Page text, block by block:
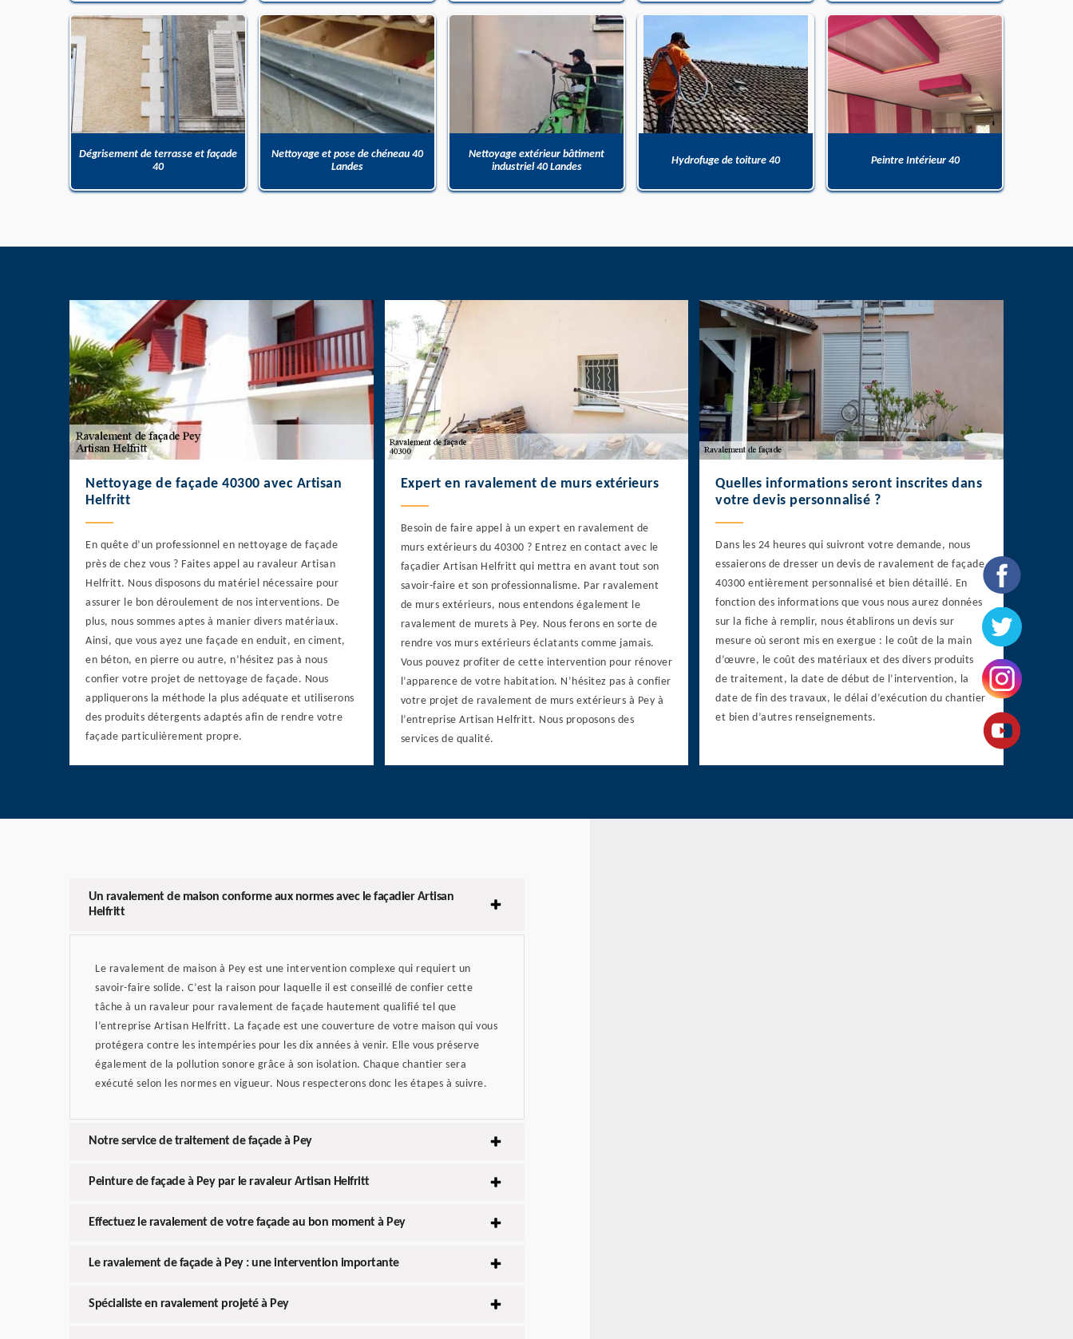
Dégrisement de terrasse et façade
40
Nettoyage et pose de chéneau 40
Landes
Nettoyage extérieur bâtiment
industriel 40 Landes
Hydrofuge de toiture 40 Peintre Intérieur 40
Nettoyage de façade 40300 avec Artisan
Helfritt
En quête d’un professionnel en nettoyage de façade
près de chez vous ? Faites appel au ravaleur Artisan
Helfritt. Nous disposons du matériel nécessaire pour
assurer le bon déroulement de nos interventions. De
plus, nous sommes aptes à manier divers matériaux.
Ainsi, que vous ayez une façade en enduit, en ciment,
en béton, en pierre ou autre, n’hésitez pas à nous
confier votre projet de nettoyage de façade. Nous
appliquerons la méthode la plus adéquate et utiliserons
des produits détergents adaptés afin de rendre votre
façade particulièrement propre.
Expert en ravalement de murs extérieurs
Besoin de faire appel à un expert en ravalement de
murs extérieurs du 40300 ? Entrez en contact avec le
façadier Artisan Helfritt qui mettra en avant tout son
savoir-faire et son professionnalisme. Par ravalement
de murs extérieurs, nous entendons également le
ravalement de murets à Pey. Nous ferons en sorte de
rendre vos murs extérieurs éclatants comme jamais.
Vous pouvez profiter de cette intervention pour rénover
l’apparence de votre habitation. N’hésitez pas à confier
votre projet de ravalement de murs extérieurs à Pey à
l’entreprise Artisan Helfritt. Nous proposons des
services de qualité.
Quelles informations seront inscrites dans
votre devis personnalisé ?
Dans les 24 heures qui suivront votre demande, nous
essaierons de dresser un devis de ravalement de façade
40300 entièrement personnalisé et bien détaillé. En
fonction des informations que vous nous aurez données
sur la fiche à remplir, nous établirons un devis sur
mesure où seront mis en exergue : le coût de la main
d’œuvre, le coût des matériaux et des divers produits
de traitement, la date de début de l’intervention, la
date de fin des travaux, le délai d’exécution du chantier
et bien d’autres renseignements.
Un ravalement de maison conforme aux normes avec le façadier Artisan
Helfritt
Le ravalement de maison à Pey est une intervention complexe qui requiert un
savoir-faire solide. C’est la raison pour laquelle il est conseillé de confier cette
tâche à un ravaleur pour ravalement de façade hautement qualifié tel que
l’entreprise Artisan Helfritt. La façade est une couverture de votre maison qui vous
protégera contre les intempéries pour les dix années à venir. Elle vous préserve
également de la pollution sonore grâce à son isolation. Chaque chantier sera
exécuté selon les normes en vigueur. Nous respecterons donc les étapes à suivre.
Notre service de traitement de façade à Pey
Peinture de façade à Pey par le ravaleur Artisan Helfritt
Effectuez le ravalement de votre façade au bon moment à Pey
Le ravalement de façade à Pey : une intervention importante
Spécialiste en ravalement projeté à Pey